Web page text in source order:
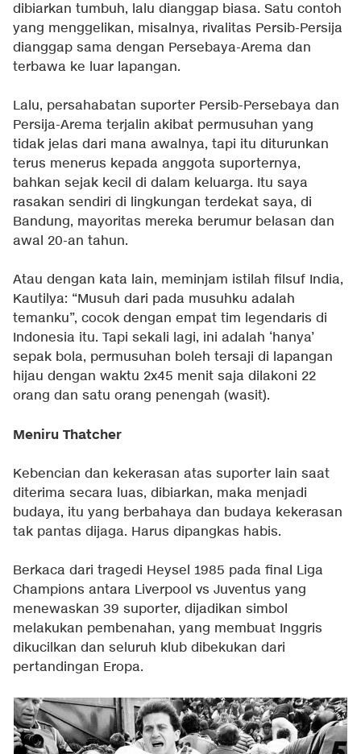
dibiarkan tumbuh, lalu dianggap biasa. Satu contoh
yang menggelikan, misalnya, rivalitas Persib-Persija
dianggap sama dengan Persebaya-Arema dan
terbawa ke luar lapangan.
Lalu, persahabatan suporter Persib-Persebaya dan
Persija-Arema terjalin akibat permusuhan yang
tidak jelas dari mana awalnya, tapi itu diturunkan
terus menerus kepada anggota suporternya,
bahkan sejak kecil di dalam keluarga. Itu saya
rasakan sendiri di lingkungan terdekat saya, di
Bandung, mayoritas mereka berumur belasan dan
awal 20-an tahun.
Atau dengan kata lain, meminjam istilah filsuf India,
Kautilya: “Musuh dari pada musuhku adalah
temanku”, cocok dengan empat tim legendaris di
Indonesia itu. Tapi sekali lagi, ini adalah ‘hanya’
sepak bola, permusuhan boleh tersaji di lapangan
hijau dengan waktu 2x45 menit saja dilakoni 22
orang dan satu orang penengah (wasit).
Meniru Thatcher
Kebencian dan kekerasan atas suporter lain saat
diterima secara luas, dibiarkan, maka menjadi
budaya, itu yang berbahaya dan budaya kekerasan
tak pantas dijaga. Harus dipangkas habis.
Berkaca dari tragedi Heysel 1985 pada final Liga
Champions antara Liverpool vs Juventus yang
menewaskan 39 suporter, dijadikan simbol
melakukan pembenahan, yang membuat Inggris
dikucilkan dan seluruh klub dibekukan dari
pertandingan Eropa.